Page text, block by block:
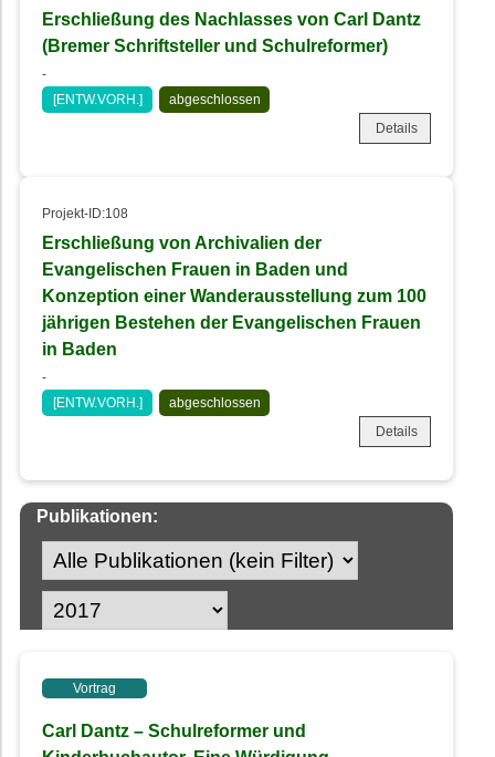
Erschließung des Nachlasses von Carl Dantz
(Bremer Schriftsteller und Schulreformer)
-
[ENTW.VORH.]
abgeschlossen
Details
Projekt-ID:108
Erschließung von Archivalien der
Evangelischen Frauen in Baden und
Konzeption einer Wanderausstellung zum 100
jährigen Bestehen der Evangelischen Frauen
in Baden
-
[ENTW.VORH.]
abgeschlossen
Details
Publikationen:
Vortrag
Carl Dantz – Schulreformer und